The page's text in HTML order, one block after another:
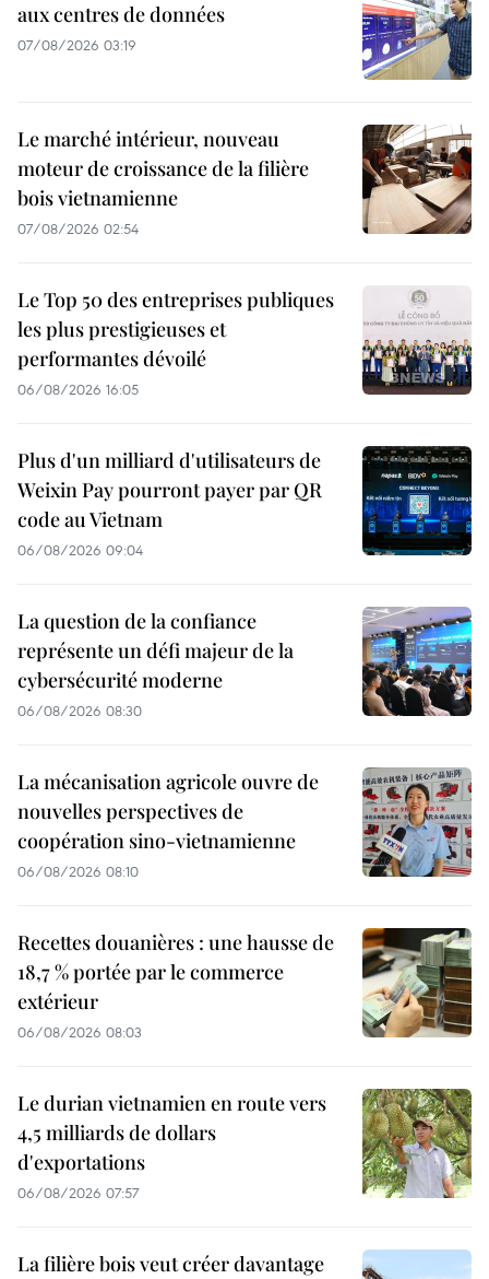
aux centres de données
07/08/2026 03:19
Le marché intérieur, nouveau
moteur de croissance de la filière
bois vietnamienne
07/08/2026 02:54
Le Top 50 des entreprises publiques
les plus prestigieuses et
performantes dévoilé
06/08/2026 16:05
Plus d'un milliard d'utilisateurs de
Weixin Pay pourront payer par QR
code au Vietnam
06/08/2026 09:04
La question de la confiance
représente un défi majeur de la
cybersécurité moderne
06/08/2026 08:30
La mécanisation agricole ouvre de
nouvelles perspectives de
coopération sino-vietnamienne
06/08/2026 08:10
Recettes douanières : une hausse de
18,7 % portée par le commerce
extérieur
06/08/2026 08:03
Le durian vietnamien en route vers
4,5 milliards de dollars
d'exportations
06/08/2026 07:57
La filière bois veut créer davantage